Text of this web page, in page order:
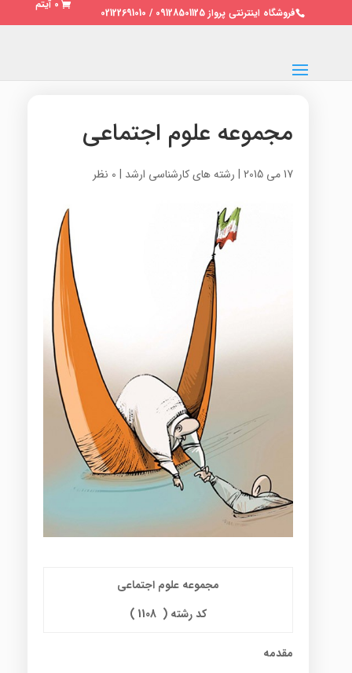
فروشگاه اینترنتی پرواز 09128501125 / 02122691010
0 آیتم
مجموعه علوم اجتماعی
17 می 2015 | رشته های کارشناسی ارشد | 0 نظر
مجموعه علوم اجتماعی
کد رشته (
)
مقدمه